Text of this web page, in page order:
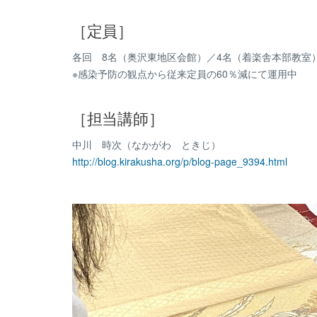
［定員］
各回 8名（奥沢東地区会館）／4名（着楽舎本部教室
※感染予防の観点から従来定員の60％減にて運用中
［担当講師］
中川 時次（なかがわ ときじ）
http://blog.kirakusha.org/p/blog-page_9394.html